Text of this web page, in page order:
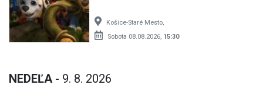
Košice-Staré Mesto,
Sobota 08.08.2026, 15:30
NEDEĽA - 9. 8. 2026